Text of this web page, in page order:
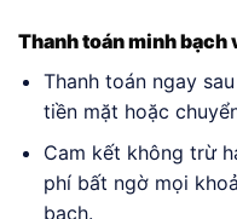
Thanh toán minh bạch
Thanh toán ngay
tiền mặt hoặc
Cam kết không trừ
phí bất ngờ mọi
bạch.